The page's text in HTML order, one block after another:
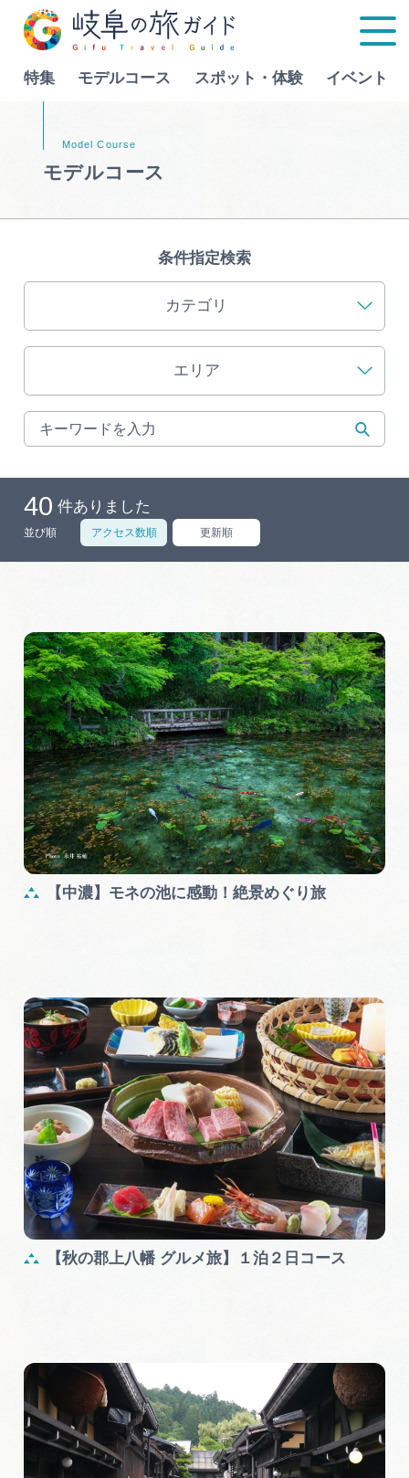
特集 モデルコース スポット・体験 イベント
スポット・体験
イベント
グルメ
旅の予約
アクセス
インフォメーション
早わかり岐阜
買い物・お土産
体験予約サイト「ＶＩＳＩＴ岐阜県」
岐阜県アウトドア観光キャンペーン
岐阜県まるごと観光エリアガイド
岐阜県観光データベース
フォトライブラリー
動画ライブラリー
お問い合わせ
運営組織
広告掲載
サイトポリシー
Language
行きたいリストを見る
モデルコース
条件指定検索
カテゴリ
エリア
40 件ありました
並び順 アクセス数順 更新順
【中濃】モネの池に感動！絶景めぐり旅
【秋の郡上八幡 グルメ旅】１泊２日コース